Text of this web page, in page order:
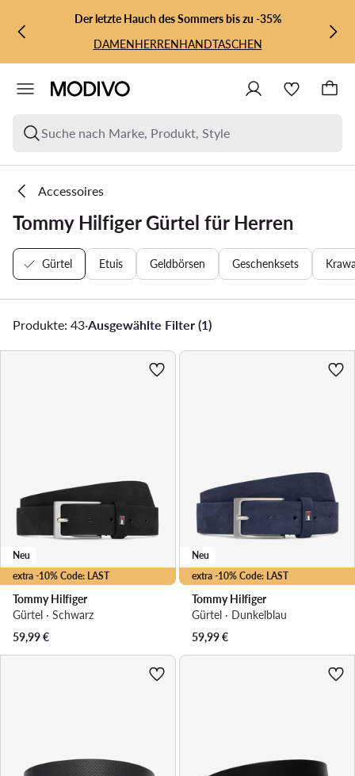
ZUM HAUPTINHALT SPRINGEN
ZUR SUCHEDer letzte Hauch des Sommers bis zu -35%
DAMENHERRENHANDTASCHEN
Suche nach Marke, Produkt, Style
Accessoires
Tommy Hilfiger Gürtel für Herren
Gürtel Etuis Geldbörsen Geschenksets
Produkte: 43·Ausgewählte Filter (1)
extra -10% Code: LAST
Neu
Tommy Hilfiger
Gürtel · Schwarz
59,99€
extra -10% Code: LAST
Neu
Tommy Hilfiger
Gürtel · Dunkelblau
59,99€